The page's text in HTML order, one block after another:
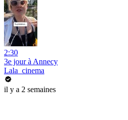
2:30
3e jour à Annecy
Lala_cinema
il y a 2 semaines